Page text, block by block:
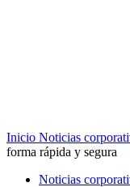
Inicio Noticias
forma rápida y segura
Noticias